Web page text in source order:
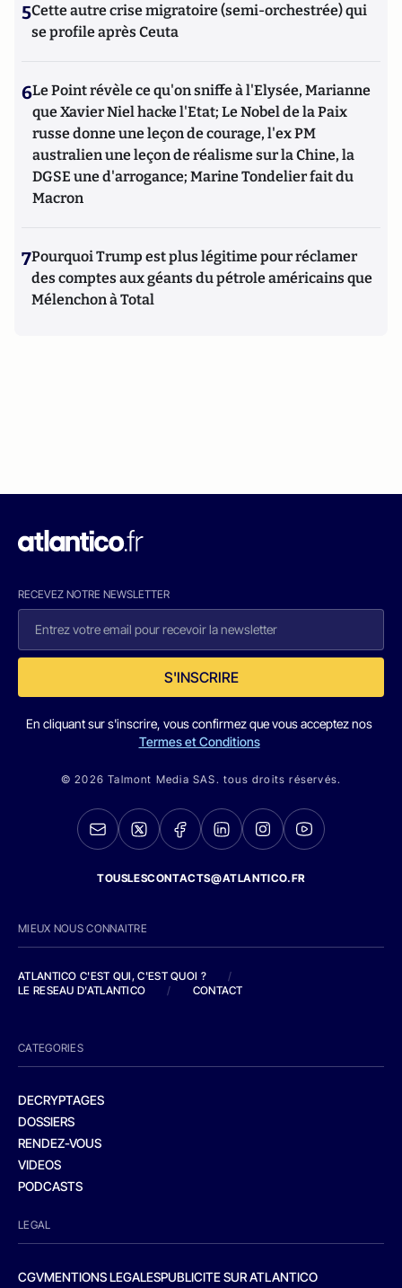
5Cette autre crise migratoire (semi-orchestrée) qui
se profile après Ceuta
6Le Point révèle ce qu'on sniffe à l'Elysée, Marianne
que Xavier Niel hacke l'Etat; Le Nobel de la Paix
russe donne une leçon de courage, l'ex PM
australien une leçon de réalisme sur la Chine, la
DGSE une d'arrogance; Marine Tondelier fait du
Macron
7Pourquoi Trump est plus légitime pour réclamer
des comptes aux géants du pétrole américains que
Mélenchon à Total
RECEVEZ NOTRE NEWSLETTER
S'INSCRIRE
En cliquant sur s'inscrire, vous confirmez que vous acceptez nos
Termes et Conditions
© 2026 Talmont Media SAS. tous droits réservés.
TOUSLESCONTACTS@ATLANTICO.FR
MIEUX NOUS CONNAITRE
ATLANTICO C'EST QUI, C'EST QUOI ?
/
LE RESEAU D'ATLANTICO
/ CONTACT
CATEGORIES
DECRYPTAGES
DOSSIERS
RENDEZ-VOUS
VIDEOS
PODCASTS
LEGAL
CGVMENTIONS LEGALESPUBLICITE SUR ATLANTICO